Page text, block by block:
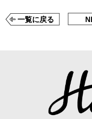
一覧に戻る